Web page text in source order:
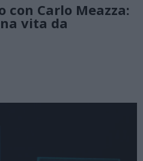
con Carlo Meazza:
vita da